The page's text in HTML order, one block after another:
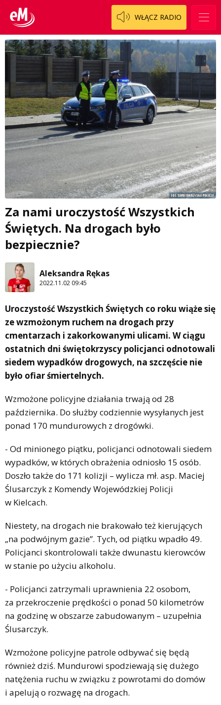
WŁĄCZ RADIO
Za nami uroczystość Wszystkich
Świętych. Na drogach było
bezpiecznie?
Aleksandra Rękas
2022.11.02 09:45
Uroczystość Wszystkich Świętych co roku wiąże się
ze wzmożonym ruchem na drogach przy
cmentarzach i zakorkowanymi ulicami. W ciągu
ostatnich dni świętokrzyscy policjanci odnotowali
siedem wypadków drogowych, na szczęście nie
było ofiar śmiertelnych.
Wzmożone policyjne działania trwają od 28
października. Do służby codziennie wysyłanych jest
ponad 170 mundurowych z drogówki.
- Od minionego piątku, policjanci odnotowali siedem
wypadków, w których obrażenia odniosło 15 osób.
Doszło także do 171 kolizji – wylicza mł. asp. Maciej
Ślusarczyk z Komendy Wojewódzkiej Policji
w Kielcach.
Niestety, na drogach nie brakowało też kierujących
„na podwójnym gazie”. Tych, od piątku wpadło 49.
Policjanci skontrolowali także dwunastu kierowców
w stanie po użyciu alkoholu.
- Policjanci zatrzymali uprawnienia 22 osobom,
za przekroczenie prędkości o ponad 50 kilometrów
na godzinę w obszarze zabudowanym – uzupełnia
Ślusarczyk.
Wzmożone policyjne patrole odbywać się będą
również dziś. Mundurowi spodziewają się dużego
natężenia ruchu w związku z powrotami do domów
i apelują o rozwagę na drogach.